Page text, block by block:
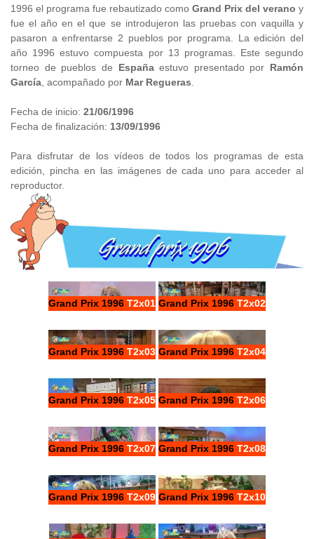
1996 el programa fue rebautizado como Grand Prix del verano y
fue el año en el que se introdujeron las pruebas con vaquilla y
pasaron a enfrentarse 2 pueblos por programa. La edición del
año 1996 estuvo compuesta por 13 programas. Este segundo
torneo de pueblos de Españaestuvo presentado por Ramón
García , acompañado por Mar Regueras
Fecha de inicio: 21/06/1996
Fecha de finalización: 13/09/1996
Para disfrutar de los vídeos de todos los programas de esta
edición, pincha en las imágenes de cada uno para acceder al
reproductor.
Grand Prix 1996 T2x01 Grand Prix 1996 T2x02
Grand Prix 1996 T2x03 Grand Prix 1996 T2x04
Grand Prix 1996 T2x05 Grand Prix 1996 T2x06
Grand Prix 1996 T2x07 Grand Prix 1996 T2x08
Grand Prix 1996 T2x09 Grand Prix 1996 T2x10